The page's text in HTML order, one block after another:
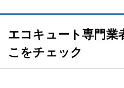
エコキュート専門業
こをチェック